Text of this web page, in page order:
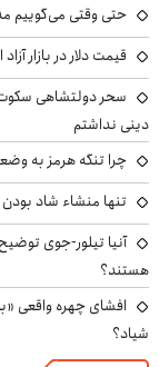
حتی وقتی می‌گوییم
قیمت دلار در بازار آزاد امروز جمعه ۱۶ مرداد
سحر دولتشاهی
دینی نداشتم
چرا تنگه هرمز به
تنها منشاء شاد
آنیا تیلور-جوی
هستند؟
افشای چهره واقعی
شیاد؟